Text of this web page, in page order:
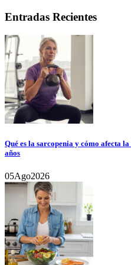
Entradas Recientes
Qué es la sarcopenia y cómo afecta
años
05Ago2026